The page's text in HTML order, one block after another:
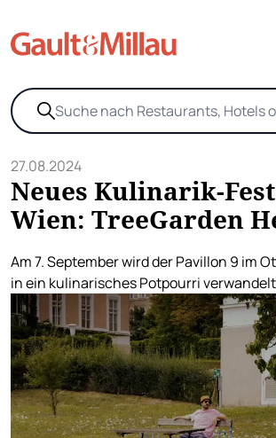
27.08.2024
Neues Kulinarik-
Wien: TreeGarden
Am 7. September wird der Pavillon 9 im
in ein kulinarisches Potpourri